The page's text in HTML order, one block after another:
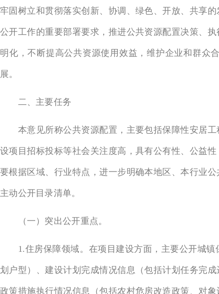
牢固树立和贯彻落实创新、协调、绿色、开放、共享
公开工作的重要部署要求，推进公共资源配置决策、
明化，不断提高公共资源使用效益，维护企业和群众
展。
二、主要任务
本意见所称公共资源配置，主要包括保障性安居工
设项目招标投标等社会关注度高，具有公有性、公益
要根据区域、行业特点，进一步明确本地区、本行业
主动公开目录清单。
（一）突出公开重点。
1.住房保障领域。在项目建设方面，主要公开城镇
划户型）、建设计划完成情况信息（包括计划任务完
政策措施执行情况信息（包括农村危房改造政策、对